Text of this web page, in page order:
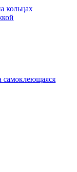
кольцах
самоклеющаяся